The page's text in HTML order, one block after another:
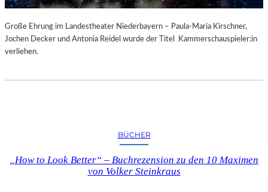
Große Ehrung im Landestheater Niederbayern – Paula-Maria Kirschner,
Jochen Decker und Antonia Reidel wurde der Titel Kammerschauspieler:in
verliehen.
BÜCHER
„How to Look Better“ – Buchrezension zu den 10 Maximen
von Volker Steinkraus